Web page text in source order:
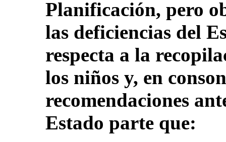
Planificación, pero
las deficiencias del
respecta a la
los niños y, en
recomendaciones
Estado parte que: